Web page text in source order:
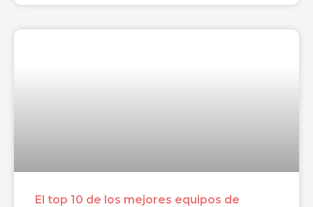
El top 10 de los mejores equipos de